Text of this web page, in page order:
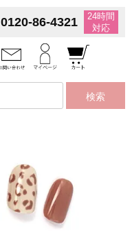
0120-86-4321
24時間
対応
検索